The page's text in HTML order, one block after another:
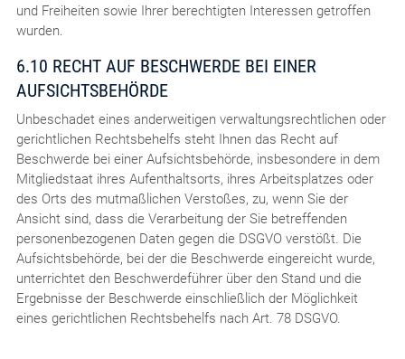
und Freiheiten sowie Ihrer berechtigten Interessen getroffen
wurden.
6.10 RECHT AUF BESCHWERDE BEI EINER
AUFSICHTSBEHÖRDE
Unbeschadet eines anderweitigen verwaltungsrechtlichen oder
gerichtlichen Rechtsbehelfs steht Ihnen das Recht auf
Beschwerde bei einer Aufsichtsbehörde, insbesondere in dem
Mitgliedstaat ihres Aufenthaltsorts, ihres Arbeitsplatzes oder
des Orts des mutmaßlichen Verstoßes, zu, wenn Sie der
Ansicht sind, dass die Verarbeitung der Sie betreffenden
personenbezogenen Daten gegen die DSGVO verstößt. Die
Aufsichtsbehörde, bei der die Beschwerde eingereicht wurde,
unterrichtet den Beschwerdeführer über den Stand und die
Ergebnisse der Beschwerde einschließlich der Möglichkeit
eines gerichtlichen Rechtsbehelfs nach Art. 78 DSGVO.